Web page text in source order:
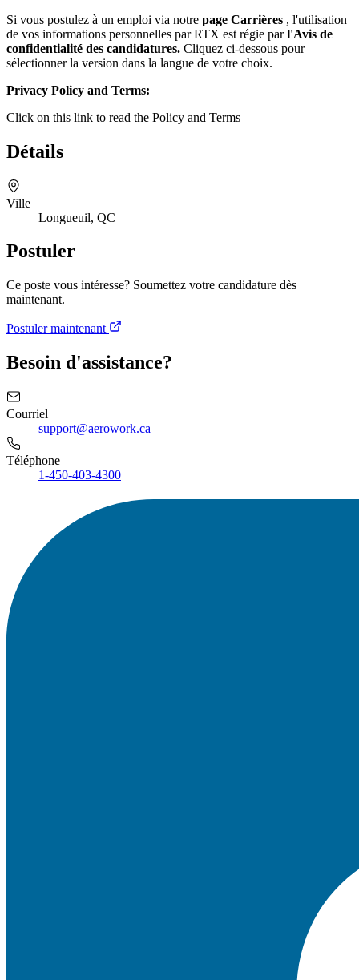
Si vous postulez à un emploi via notre page Carrières , l'utilisation
de vos informations personnelles par RTX est régie parl'Avis de
confidentialité des candidatures. Cliquez ci-dessous pour
sélectionner la version dans la langue de votre choix.
Privacy Policy and Terms:
Click on this link to read the Policy and Terms
Détails
Ville
Longueuil, QC
Postuler
Ce poste vous intéresse? Soumettez votre candidature dès
maintenant.
Postuler maintenant
Besoin d'assistance?
Courriel
support@aerowork.ca
Téléphone
1-450-403-4300